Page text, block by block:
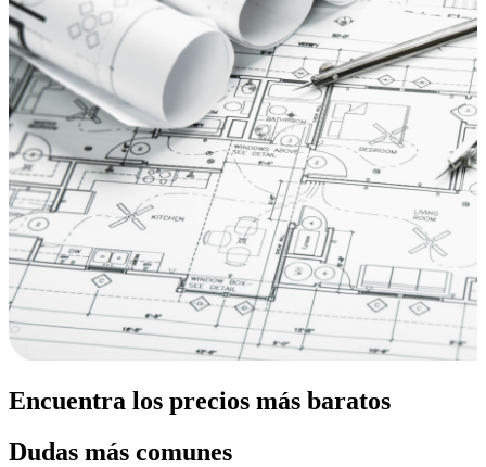
Encuentra los precios más baratos
Dudas más comunes